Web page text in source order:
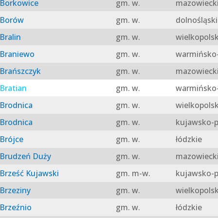
gm. w.
gm. w.
gm. w.
gm. w.
gm. w.
gm. w.
gm. w.
gm. w.
kujawsko-
gm. w.
łódzkie
Duży
gm. w.
Kujawski
gm. m-w.
kujawsko-
gm. w.
gm. w. łódzkie